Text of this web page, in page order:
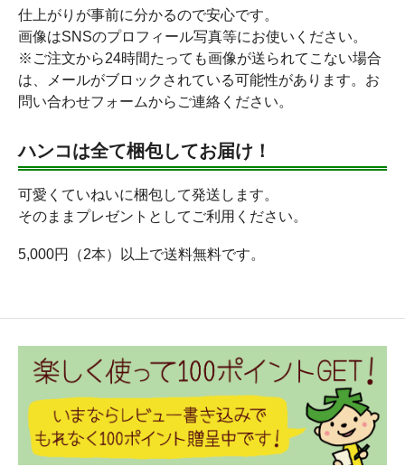
仕上がりが事前に分かるので安心です。
画像はSNSのプロフィール写真等にお使いください。
※ご注文から24時間たっても画像が送られてこない場合
は、メールがブロックされている可能性があります。お
問い合わせフォームからご連絡ください。
ハンコは全て梱包してお届け！
可愛くていねいに梱包して発送します。
そのままプレゼントとしてご利用ください。
5,000円（2本）以上で送料無料です。